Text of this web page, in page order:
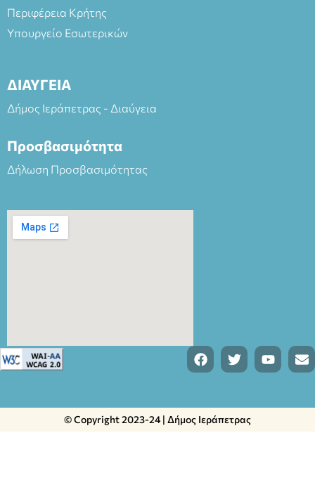
Περιφέρεια Κρήτης
Υπουργείο Εσωτερικών
ΔΙΑΥΓΕΙΑ
Δήμος Ιεράπετρας - Διαύγεια
Προσβασιμότητα
Δήλωση Προσβασιμότητας
© Copyright 2023-24 | Δήμος Ιεράπετρας